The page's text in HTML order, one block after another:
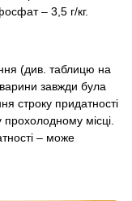
– 3,5 г/кг.
(див. таблицю на
завжди була
строку придатності
прохолодному мiсцi.
– може